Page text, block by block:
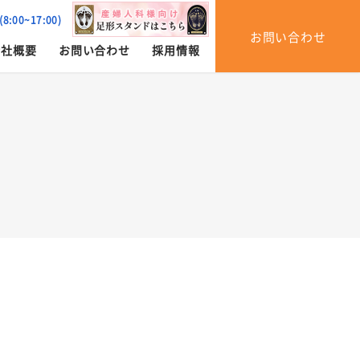
(8:00~17:00)
概要 お問い合わせ 採用情報
お問い合わせ